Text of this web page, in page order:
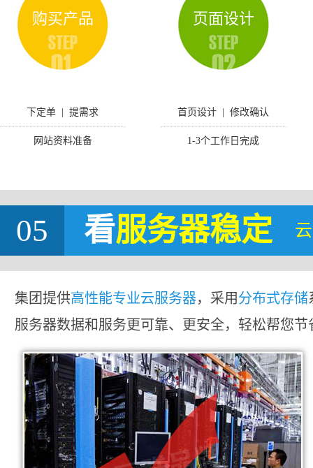
购买产品
下定单 | 提需求
网站资料准备
页面设计
首页设计 | 修改确认
1-3个工作日完成
05 看服务器稳定
集团提供高性能专业云服务器，采用分布式存储
服务器数据和服务更可靠、更安全，轻松帮您节